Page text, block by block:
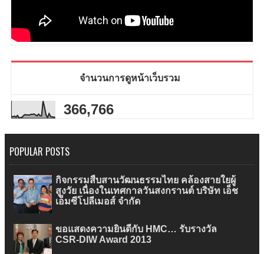
จำนวนการดูหน้าเว็บรวม
366,766
POPULAR POSTS
กิจกรรมสืบสานวัฒนธรรมไทย คล้องสายใยผู้
สูงวัย เนื่องในเทศกาลวันสงกรานต์ บริษัท เอ็ช
เอ็มซีโปลีเมอส์ จำกัด
ขอแสดงความยินดีกับ HMC… รับรางวัล
CSR-DIW Award 2013